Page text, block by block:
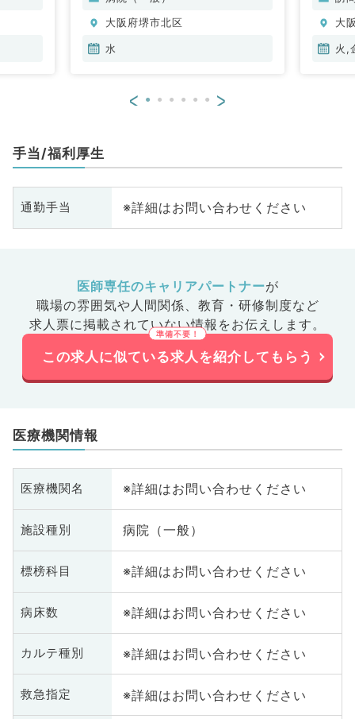
大阪府堺市北区
水
大
火,
< >
手当/福利厚生
通勤手当 ※詳細はお問い合わせください
医師専任のキャリアパートナーが
職場の雰囲気や人間関係、 教育・研修制度など
求人票に掲載されていない情報をお伝えします。
この求人に似ている求人を紹介してもらう
医療機関情報
医療機関名 ※詳細はお問い合わせください
施設種別 病院（一般）
標榜科目 ※詳細はお問い合わせください
病床数 ※詳細はお問い合わせください
カルテ種別 ※詳細はお問い合わせください
救急指定 ※詳細はお問い合わせください